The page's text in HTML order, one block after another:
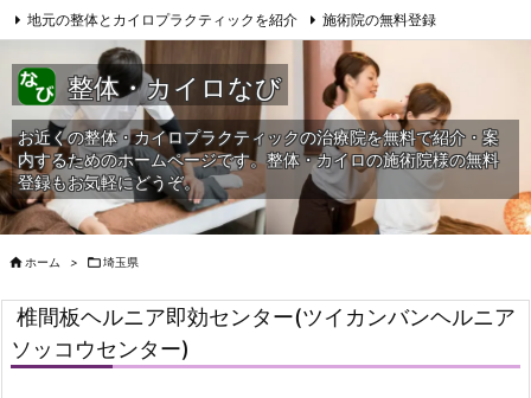
地元の整体とカイロプラクティックを紹介 施術院の無料登録
サイトマップ 当HPへの問合せ
整体・カイロなび
お近くの整体・カイロプラクティックの治療院を無料で紹介・案
内するためのホームページです。整体・カイロの施術院様の無料
登録もお気軽にどうぞ。
 ホーム > 埼玉県
椎間板ヘルニア即効センター(ツイカンバンヘルニア
ソッコウセンター)